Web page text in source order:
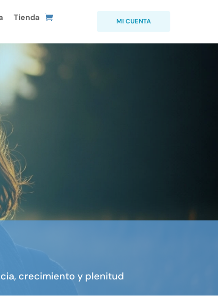
Tienda MI CUENTA
crecimiento y plenitud